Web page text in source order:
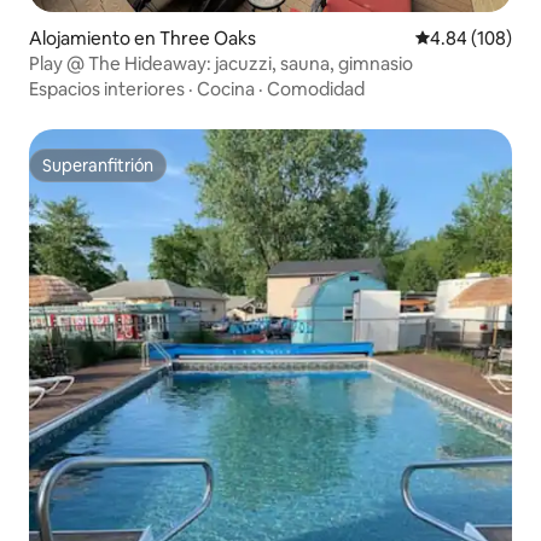
Alojamiento en Three Oaks Calificación
4.84 (108)
Play @ The Hideaway: jacuzzi, sauna, gimnasio
Espacios interiores · Cocina · Comodidad
Superanfitrión
Superanfitrión